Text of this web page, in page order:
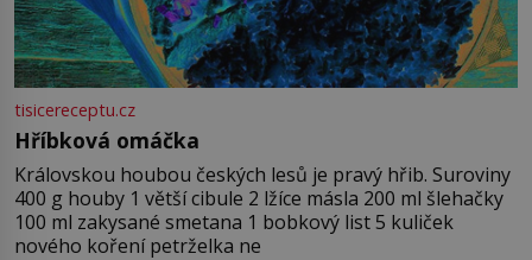
tisicereceptu.cz
Hříbková omáčka
Královskou houbou českých lesů je pravý hřib. Suroviny
400 g houby 1 větší cibule 2 lžíce másla 200 ml šlehačky
100 ml zakysané smetana 1 bobkový list 5 kuliček
nového koření petrželka ne